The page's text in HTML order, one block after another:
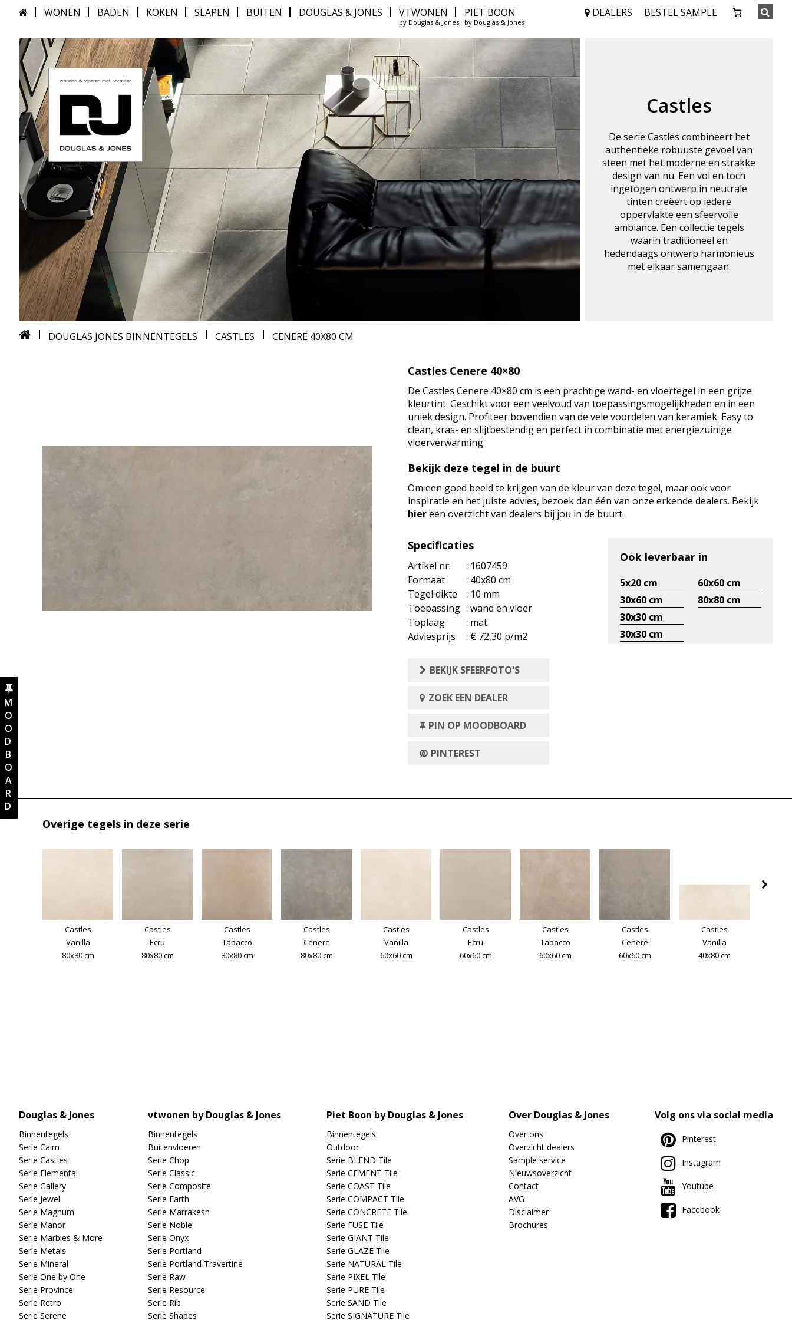
WONEN BADEN KOKEN SLAPEN BUITEN DOUGLAS & JONES VTWONEN
by Douglas & Jones
PIET BOON
by Douglas & Jones
DEALERS BESTEL SAMPLE
Castles
De serie Castles combineert het
authentieke robuuste gevoel van
steen met het moderne en strakke
design van nu. Een vol en toch
ingetogen ontwerp in neutrale
tinten creëert op iedere
oppervlakte een sfeervolle
ambiance. Een collectie tegels
waarin traditioneel en
hedendaags ontwerp harmonieus
met elkaar samengaan.
DOUGLAS JONES BINNENTEGELS CASTLES CENERE 40X80 CM
Castles Cenere 40×80
De Castles Cenere 40×80 cm is een prachtige wand- en vloertegel in een grijze
kleurtint. Geschikt voor een veelvoud van toepassingsmogelijkheden en in een
uniek design. Profiteer bovendien van de vele voordelen van keramiek. Easy to
clean, kras- en slijtbestendig en perfect in combinatie met energiezuinige
vloerverwarming.
Bekijk deze tegel in de buurt
Om een goed beeld te krijgen van de kleur van deze tegel, maar ook voor
inspiratie en het juiste advies, bezoek dan één van onze erkende dealers. Bekijk
hiereen overzicht van dealers bij jou in de buurt.
Specificaties
Artikel nr.
: 1607459
Formaat
: 40x80 cm
Tegel dikte
: 10 mm
Toepassing : wand en vloer
Toplaag
: mat
Adviesprijs
: € 72,30 p/m2
BEKIJK SFEERFOTO'S
ZOEK EEN DEALER
PIN OP MOODBOARD
PINTEREST
Ook leverbaar in
5x20 cm
30x60 cm
30x30 cm
30x30 cm
60x60 cm
80x80 cm
Overige tegels in deze serie
Castles
Vanilla
80x80 cm
Castles
Ecru
80x80 cm
Castles
Tabacco
80x80 cm
Castles
Cenere
80x80 cm
Castles
Vanilla
60x60 cm
Castles
Ecru
60x60 cm
Castles
Tabacco
60x60 cm
Castles
Cenere
60x60 cm
Castles
Vanilla
40x80 cm
Douglas & Jones
Binnentegels
Serie Calm
Serie Castles
Serie Elemental
Serie Gallery
Serie Jewel
Serie Magnum
Serie Manor
Serie Marbles & More
Serie Metals
Serie Mineral
Serie One by One
Serie Province
Serie Retro
Serie Serene
vtwonen by Douglas & Jones
Binnentegels
Buitenvloeren
Serie Chop
Serie Classic
Serie Composite
Serie Earth
Serie Marrakesh
Serie Noble
Serie Onyx
Serie Portland
Serie Portland Travertine
Serie Raw
Serie Resource
Serie Rib
Serie Shapes
Piet Boon by Douglas & Jones
Binnentegels
Outdoor
Serie BLEND Tile
Serie CEMENT Tile
Serie COAST Tile
Serie COMPACT Tile
Serie CONCRETE Tile
Serie FUSE Tile
Serie GIANT Tile
Serie GLAZE Tile
Serie NATURAL Tile
Serie PIXEL Tile
Serie PURE Tile
Serie SAND Tile
Serie SIGNATURE Tile
Over Douglas & Jones
Over ons
Overzicht dealers
Sample service
Nieuwsoverzicht
Contact
AVG
Disclaimer
Brochures
Volg ons via social media
Pinterest
Instagram
Youtube
Facebook
MOODBOARD